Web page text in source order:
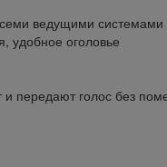
ведущими
удобное оголовье
голос без